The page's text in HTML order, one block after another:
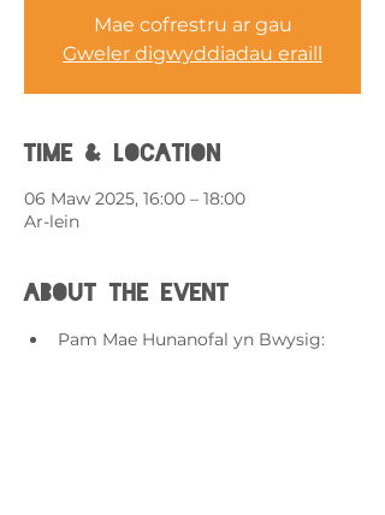
Mae cofrestru ar gau
Gweler digwyddiadau eraill
Time & Location
06 Maw 2025, 16:00 – 18:00
Ar-lein
About the event
Pam Mae Hunanofal yn Bwysig: